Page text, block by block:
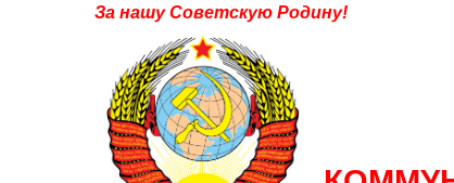
За нашу Советскую Родину!